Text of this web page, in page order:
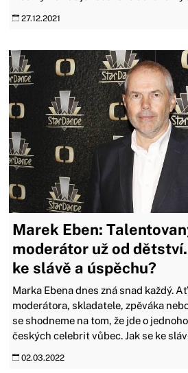
27.12.2021
Marek Eben:
moderátor už od
ke slávě a úspěchu?
Marka Ebena dnes zná snad každý.
moderátora, skladatele, zpěváka
se shodneme na tom, že jde o
českých celebrit vůbec. Jak se ke
02.03.2022